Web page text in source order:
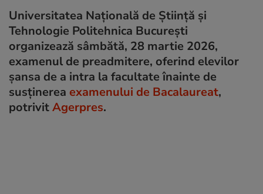
Universitatea Națională de Știință și
Tehnologie Politehnica București
organizează sâmbătă, 28 martie 2026,
examenul de preadmitere, oferind elevilor
șansa de a intra la facultate înainte de
susținerea examenului de Bacalaureat,
potrivitAgerpres.